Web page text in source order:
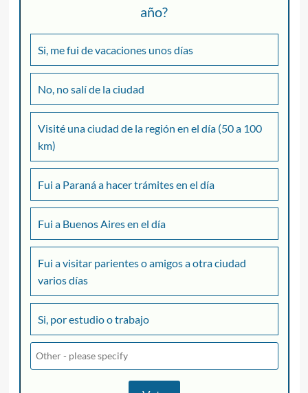
año?
Si, me fui de vacaciones unos días
No, no salí de la ciudad
Visité una ciudad de la región en el día (50 a 100
km)
Fui a Paraná a hacer trámites en el día
Fui a Buenos Aires en el día
Fui a visitar parientes o amigos a otra ciudad
varios días
Si, por estudio o trabajo